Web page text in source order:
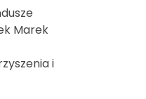
Marek
i